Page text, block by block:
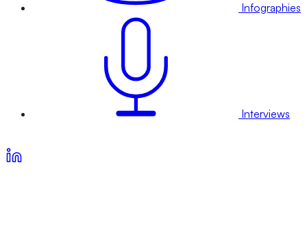
Infographies
Interviews